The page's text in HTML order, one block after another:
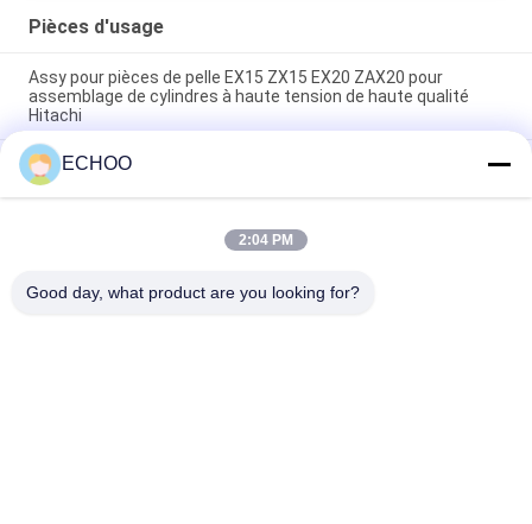
Pièces d'usage
Assy pour pièces de pelle EX15 ZX15 EX20 ZAX20 pour
assemblage de cylindres à haute tension de haute qualité
Hitachi
9W1879 - 6Y6335 Pièces de rechange Accessoires supérieurs
Prix en gros pour l'adaptateur de dents de seau de
l'excavatrice CAT
Dents de godet V43SYL Pièces de rechange OEM Accessoires
ECHOO
2:04 PM
Good day, what product are you looking for?